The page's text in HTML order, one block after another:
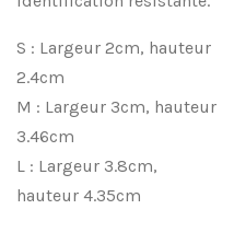
S : Largeur 2cm, hauteur
2.4cm
M : Largeur 3cm, hauteur
3.46cm
L : Largeur 3.8cm,
hauteur 4.35cm